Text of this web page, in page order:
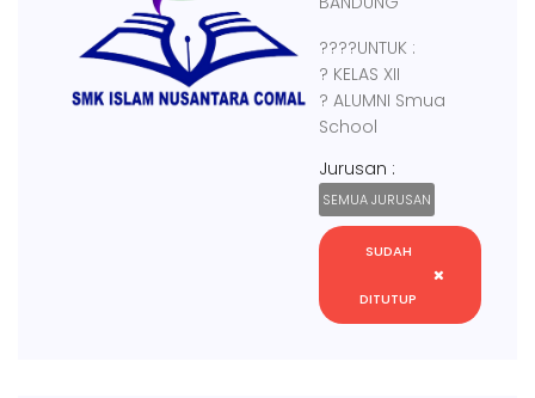
????UNTUK :
? KELAS XII
? ALUMNI Smua
School
Jurusan :
SEMUA JURUSAN
SUDAH
DITUTUP